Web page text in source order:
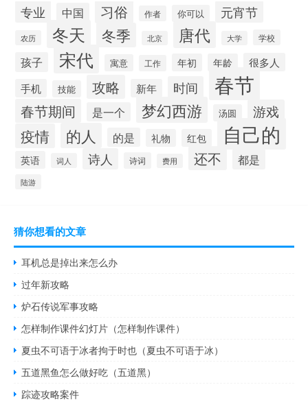
专业 中国 习俗 作者 你可以 元宵节
农历 冬天 冬季 北京 唐代 大学 学校
孩子 宋代 寓意 工作 年初 年龄
很多人
手机
技能 攻略 新年 时间 春节
春节期间 是一个 梦幻西游 汤圆 游戏
疫情 的人 的是 礼物 红包 自己的
英语 词人 诗人 诗词 费用 还不 都是
陆游
猜你想看的文章
耳机总是掉出来怎么办
过年新攻略
炉石传说军事攻略
怎样制作课件幻灯片（怎样制作课件）
夏虫不可语于冰者拘于时也（夏虫不可语于冰）
五道黑鱼怎么做好吃（五道黑）
踪迹攻略案件